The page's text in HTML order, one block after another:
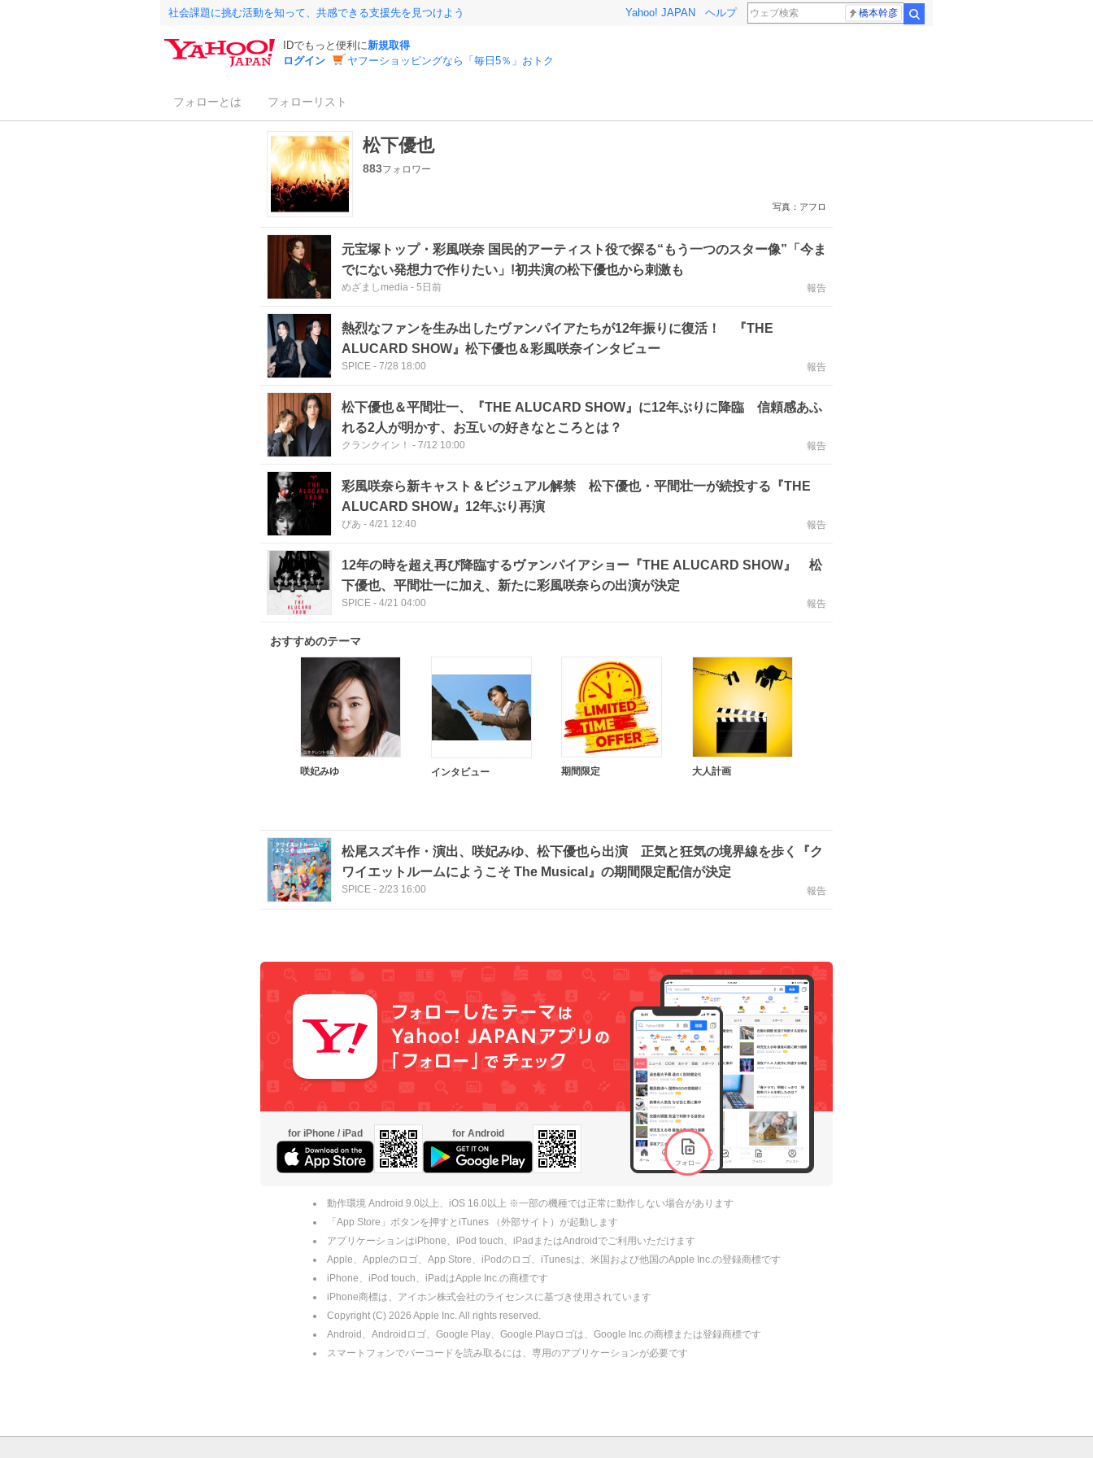
社会課題に挑む活動を知って、共感できる支援先を見つけよう Yahoo! JAPAN ヘルプ 橋本幹彦
IDでもっと便利に新規取得
ログイン
ヤフーショッピングなら「毎日5％」おトク
フォローとは フォローリスト
松下優也
883フォロワー
写真：アフロ
元宝塚トップ・彩風咲奈 国民的アーティスト役で探る“もう一つのスター像”「今ま
でにない発想力で作りたい」!初共演の松下優也から刺激も
めざましmedia - 5日前 報告
熱烈なファンを生み出したヴァンパイアたちが12年振りに復活！ 『THE
ALUCARD SHOW』松下優也＆彩風咲奈インタビュー
SPICE - 7/28 18:00 報告
松下優也＆平間壮一、『THE ALUCARD SHOW』に12年ぶりに降臨 信頼感あふ
れる2人が明かす、お互いの好きなところとは？
クランクイン！ - 7/12 10:00 報告
彩風咲奈ら新キャスト＆ビジュアル解禁 松下優也・平間壮一が続投する『THE
ALUCARD SHOW』12年ぶり再演
ぴあ - 4/21 12:40 報告
12年の時を超え再び降臨するヴァンパイアショー『THE ALUCARD SHOW』 松
下優也、平間壮一に加え、新たに彩風咲奈らの出演が決定
SPICE - 4/21 04:00 報告
おすすめのテーマ
咲妃みゆ インタビュー 期間限定 大人計画
松尾スズキ作・演出、咲妃みゆ、松下優也ら出演 正気と狂気の境界線を歩く『ク
ワイエットルームにようこそ The Musical』の期間限定配信が決定
SPICE - 2/23 16:00 報告
for iPhone / iPad for Android
動作環境 Android 9.0以上、iOS 16.0以上 ※一部の機種では正常に動作しない場合があります
「App Store」ボタンを押すとiTunes （外部サイト）が起動します
アプリケーションはiPhone、iPod touch、iPadまたはAndroidでご利用いただけます
Apple、Appleのロゴ、App Store、iPodのロゴ、iTunesは、米国および他国のApple Inc.の登録商標です
iPhone、iPod touch、iPadはApple Inc.の商標です
iPhone商標は、アイホン株式会社のライセンスに基づき使用されています
Copyright (C) 2026 Apple Inc. All rights reserved.
Android、Androidロゴ、Google Play、Google Playロゴは、Google Inc.の商標または登録商標です
スマートフォンでバーコードを読み取るには、専用のアプリケーションが必要です